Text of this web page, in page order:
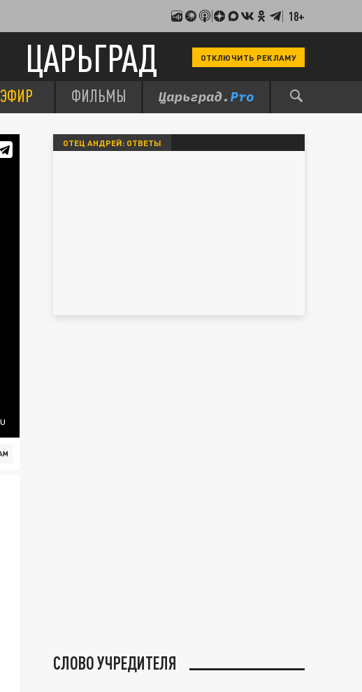
18+
ЦАРЬГРАД ОТКЛЮЧИТЬ РЕКЛАМУ
ЭФИР ФИЛЬМЫ
ОТЕЦ АНДРЕЙ: ОТВЕТЫ
СЛОВО УЧРЕДИТЕЛЯ